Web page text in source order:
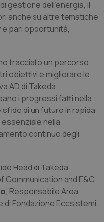
gestione dell’energia, il
anche su altre tematiche
pari opportunità,
tracciato un percorso
obiettivi e migliorare le
AD di Takeda
i progressi fatti nella
di un futuro in rapida
nella
continuo degli
Head di Takeda
Communication and E&C
, Responsabile Area
di Fondazione Ecosistemi.